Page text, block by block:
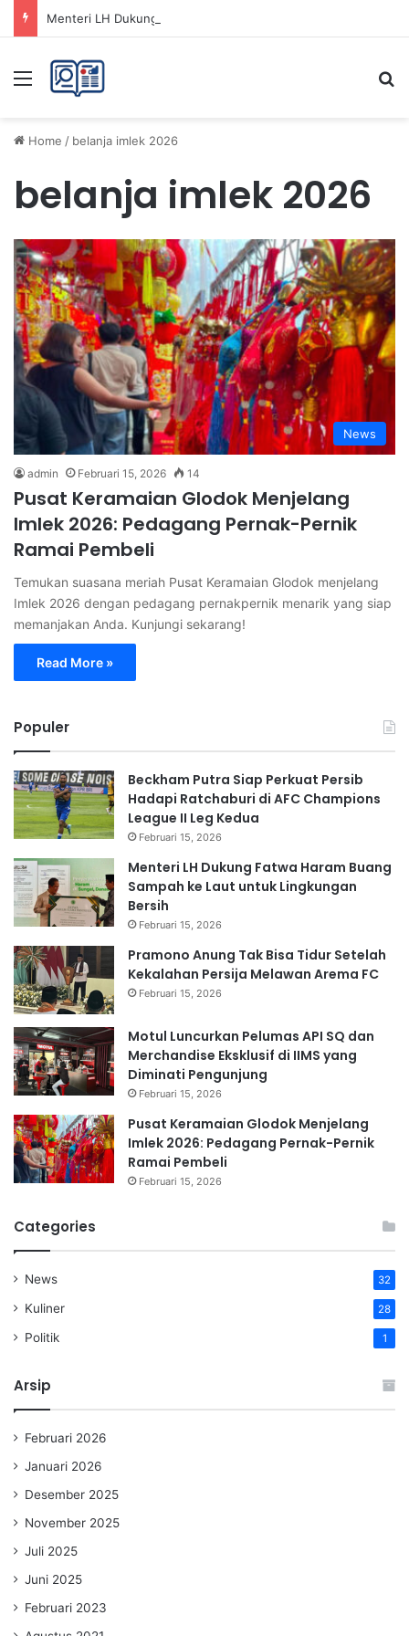
Menu
Home / belanja imlek 2026
belanja imlek 2026
News
admin Februari 15, 2026 14
Pusat Keramaian Glodok Menjelang
Imlek 2026: Pedagang Pernak-Pernik
Ramai Pembeli
Temukan suasana meriah Pusat Keramaian Glodok menjelang
Imlek 2026 dengan pedagang pernakpernik menarik yang siap
memanjakan Anda. Kunjungi sekarang!
Read More »
Populer
Beckham Putra Siap Perkuat Persib
Hadapi Ratchaburi di AFC Champions
League II Leg Kedua
Februari 15, 2026
Menteri LH Dukung Fatwa Haram Buang
Sampah ke Laut untuk Lingkungan
Bersih
Februari 15, 2026
Pramono Anung Tak Bisa Tidur Setelah
Kekalahan Persija Melawan Arema FC
Februari 15, 2026
Motul Luncurkan Pelumas API SQ dan
Merchandise Eksklusif di IIMS yang
Diminati Pengunjung
Februari 15, 2026
Pusat Keramaian Glodok Menjelang
Imlek 2026: Pedagang Pernak-Pernik
Ramai Pembeli
Februari 15, 2026
Categories
News 32
Kuliner 28
Politik 1
Arsip
Februari 2026
Januari 2026
Desember 2025
November 2025
Juli 2025
Juni 2025
Februari 2023